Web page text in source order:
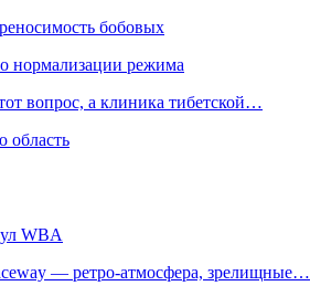
бобовых
нормализации режима
вопрос, а клиника тибетской…
область
WBA
— ретро‑атмосфера, зрелищные…